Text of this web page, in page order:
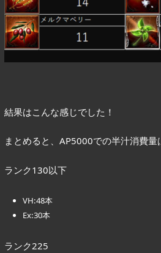
結果はこんな感じでした！
まとめると、AP5000での半汁消費量
ランク130以下
VH:48本
Ex:30本
ランク225